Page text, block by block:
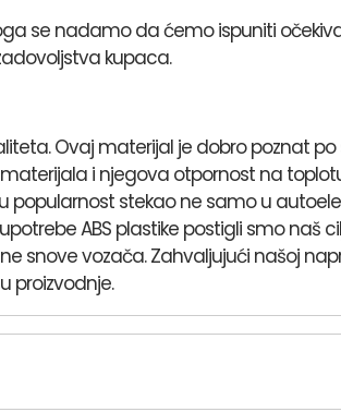
se nadamo da ćemo ispuniti
kupaca.
Ovaj materijal je dobro poznat
i njegova otpornost na
popularnost stekao ne samo u
ABS plastike postigli smo naš
snove vozača. Zahvaljujući našoj
proizvodnje.